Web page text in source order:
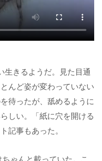
生きるようだ。見た目通
んど姿が変わっていない
待ったが、舐めるように
しい。「紙に穴を開ける
記事もあった。